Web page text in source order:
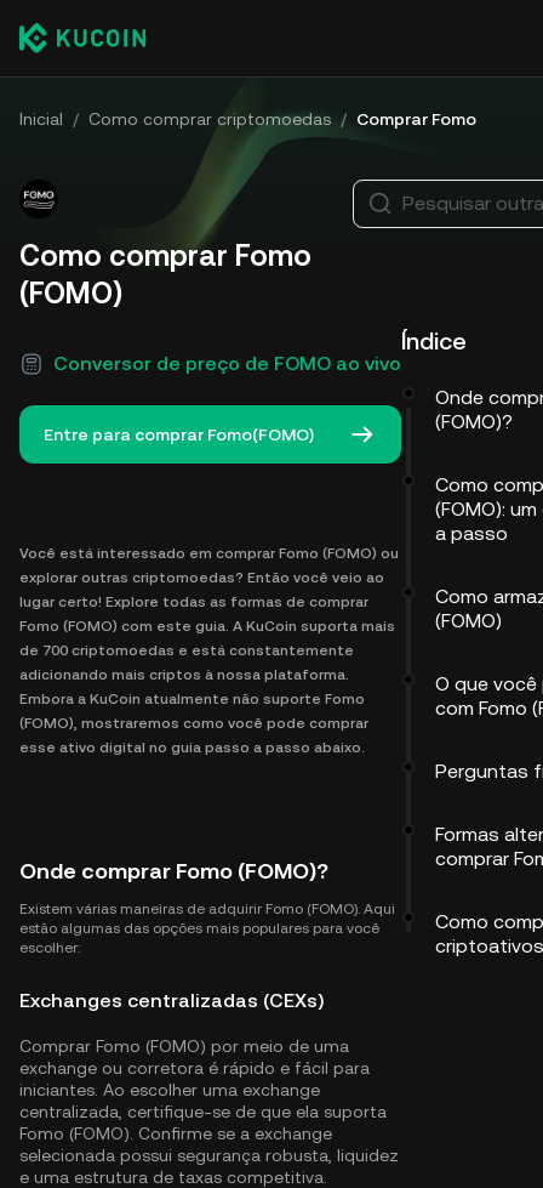
Inicial / Como comprar criptomoedas / Comprar Fomo
Como comprar Fomo
(FOMO)
Conversor de preço de FOMO ao vivo
Entre para comprar Fomo(FOMO)
Você está interessado em comprar Fomo (FOMO) ou
explorar outras criptomoedas? Então você veio ao
lugar certo! Explore todas as formas de comprar
Fomo (FOMO) com este guia. A KuCoin suporta mais
de 700 criptomoedas e está constantemente
adicionando mais criptos à nossa plataforma.
Embora a KuCoin atualmente não suporte Fomo
(FOMO), mostraremos como você pode comprar
esse ativo digital no guia passo a passo abaixo.
Onde comprar Fomo (FOMO)?
Existem várias maneiras de adquirir Fomo (FOMO). Aqui
estão algumas das opções mais populares para você
escolher:
Exchanges centralizadas (CEXs)
Comprar Fomo (FOMO) por meio de uma
exchange ou corretora é rápido e fácil para
iniciantes. Ao escolher uma exchange
centralizada, certifique-se de que ela suporta
Fomo (FOMO). Confirme se a exchange
selecionada possui segurança robusta, liquidez
e uma estrutura de taxas competitiva.
Pesquisar
Índice
Onde
(FOMO)?
Como
(FOMO):
a passo
Como
(FOMO)
O que
com Fomo
Perguntas
Formas
comprar
Como
criptoativos